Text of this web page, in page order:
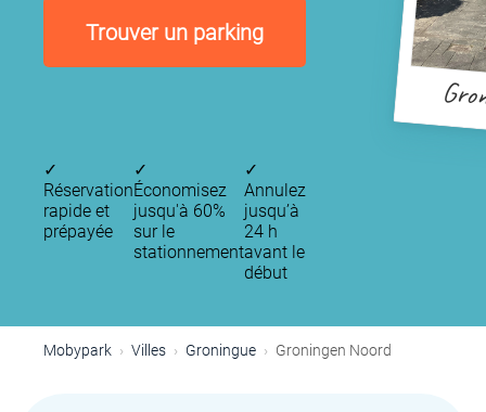
Trouver un parking
✓
Réservation
rapide et
prépayée
✓
Économisez
jusqu'à 60%
sur le
stationnement
✓
Annulez
jusqu’à
24 h
avant le
début
Mobypark Villes Groningue Groningen Noord